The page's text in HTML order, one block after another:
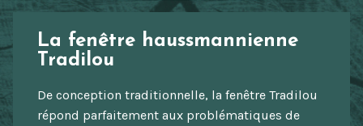
La fenêtre haussmannienne
Tradilou
De conception traditionnelle, la fenêtre Tradilou
répond parfaitement aux problématiques de